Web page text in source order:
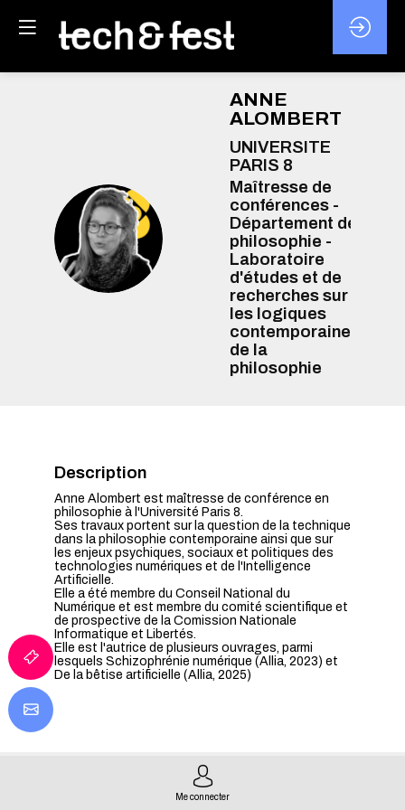
AA
ANNE
ALOMBERT
UNIVERSITE
PARIS 8
Maîtresse de
conférences -
Département de
philosophie -
Laboratoire
d'études et de
recherches sur
les logiques
contemporaines
de la
philosophie
Description
Anne Alombert est maîtresse de conférence en
philosophie à l'Université Paris 8.
Ses travaux portent sur la question de la technique
dans la philosophie contemporaine ainsi que sur
les enjeux psychiques, sociaux et politiques des
technologies numériques et de l'Intelligence
Artificielle.
Elle a été membre du Conseil National du
Numérique et est membre du comité scientifique et
de prospective de la Comission Nationale
Informatique et Libertés.
Elle est l'autrice de plusieurs ouvrages, parmi
lesquels Schizophrénie numérique (Allia, 2023) et
De la bêtise artificielle (Allia, 2025)
Me connecter